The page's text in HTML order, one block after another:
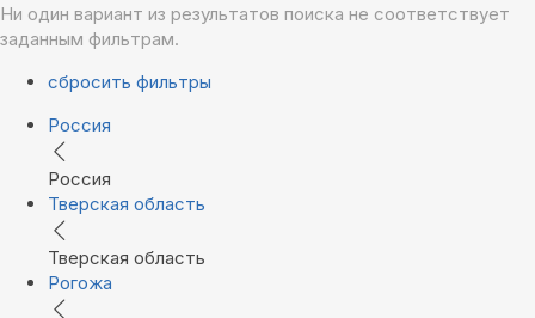
Ни один вариант из результатов поиска не соответствует
заданным фильтрам.
сбросить фильтры
Россия
Россия
Тверская область
Тверская область
Рогожа